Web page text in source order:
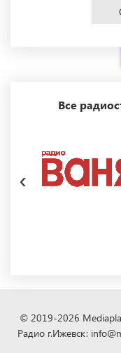
Все
‹
© 2019-2026
Радио г.Ижевск: